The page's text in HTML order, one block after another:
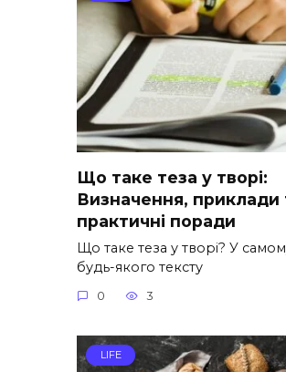
Що таке теза у творі:
Визначення, приклади
практичні поради
Що таке теза у творі? У
будь-якого тексту
0 3
LIFE